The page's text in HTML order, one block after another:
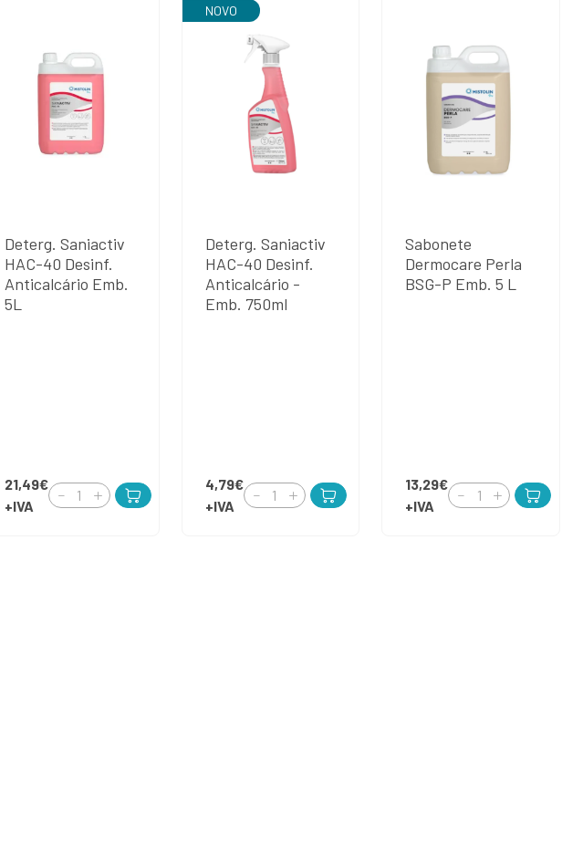
Deterg. Saniactiv
HAC-40 Desinf.
Anticalcário Emb.
5L
21,49€
+IVA
NOVO
Deterg. Saniactiv
HAC-40 Desinf.
Anticalcário -
Emb. 750ml
4,79€
+IVA
Sabonete
Dermocare Perla
BSG-P Emb. 5 L
13,29€
+IVA